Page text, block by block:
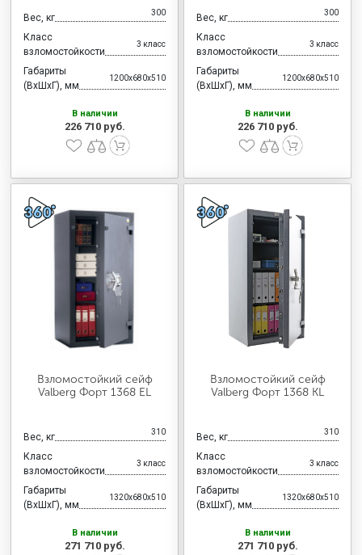
Вес, кг 300
Класс
взломостойкости
3 класс
Габариты
(ВхШхГ), мм
1200x680x510
В наличии
226 710 руб.
Вес, кг 300
Класс
взломостойкости
3 класс
Габариты
(ВхШхГ), мм
1200x680x510
В наличии
226 710 руб.
Взломостойкий сейф
Valberg Форт 1368 EL
Вес, кг 310
Класс
взломостойкости
3 класс
Габариты
(ВхШхГ), мм
1320x680x510
В наличии
271 710 руб.
Взломостойкий сейф
Valberg Форт 1368 KL
Вес, кг 310
Класс
взломостойкости
3 класс
Габариты
(ВхШхГ), мм
1320x680x510
В наличии
271 710 руб.